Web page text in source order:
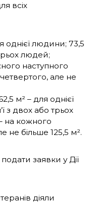
всіх
однієї людини; 73,5
людей;
наступного
але не
м² – для однієї
з двох або трьох
на кожного
не більше 125,5 м².
заявки у Дії
діяли